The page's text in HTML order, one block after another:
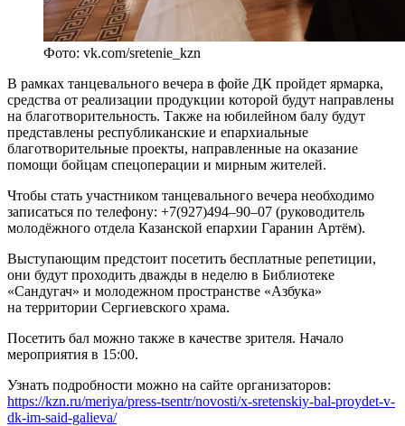
Фото: vk.com/sretenie_kzn
В рамках танцевального вечера в фойе ДК пройдет ярмарка,
средства от реализации продукции которой будут направлены
на благотворительность. Также на юбилейном балу будут
представлены республиканские и епархиальные
благотворительные проекты, направленные на оказание
помощи бойцам спецоперации и мирным жителей.
Чтобы стать участником танцевального вечера необходимо
записаться по телефону: +7(927)494–90–07 (руководитель
молодёжного отдела Казанской епархии Гаранин Артём).
Выступающим предстоит посетить бесплатные репетиции,
они будут проходить дважды в неделю в Библиотеке
«Сандугач» и молодежном пространстве «Азбука»
на территории Сергиевского храма.
Посетить бал можно также в качестве зрителя. Начало
мероприятия в 15:00.
Узнать подробности можно на сайте организаторов:
https://kzn.ru/meriya/press-tsentr/novosti/x-sretenskiy-bal-proydet-v-
dk-im-said-galieva/